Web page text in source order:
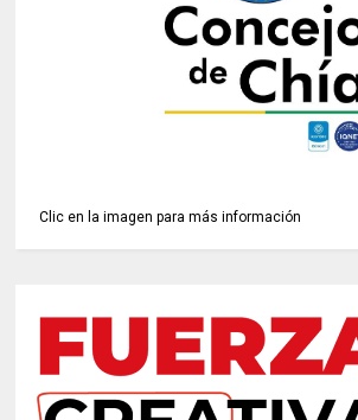
Clic en la imagen para más información